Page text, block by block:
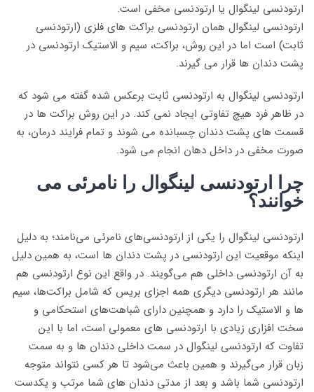
ارتودنسی لینگوال یا ارتودنسی مخفی است.
ارتودنسی لینگوال همان ارتودنسی براکت های فلزی (ارتودنسی
ثابت) است اما در این روش، براکت، سیم و الاستیک ارتودنسی در
پشت دندان ها قرار می گیرند.
ارتودنسی لینگوال به ارتودنسی ثابت برعکس شده گفته می شود که
در ظاهر فرد هیچ تفاوتی ایجاد نمی کند. در این روش براکت ها در
قسمت های پشت دندان چسبانده می شوند و تمام فرایند درمان، به
صورت مخفی در داخل دهان انجام می شود.
چرا ارتودنسی لینگوال را نامرئی می
خوانند؟
ارتودنسی لینگوال را یکی از ارتودنسی‌های نامرئی می‌نامند؛ به دلیل
اینکه موقعیت این ارتودنسی در پشت دندان ها است، به همین دلیل
به آن ارتودنسی داخلی هم می‌گویند. در واقع این نوع ارتودنسی هم
مانند هر ارتودنسی دیگری همه اجزای بریس که شامل براکت‌ها، سیم
ها و الاستیک را دارد و همچنین دارای شباهت‌های استحکامی و
سخت افزاری زیادی با ارتودنسی های معمولی است، اما با این
تفاوت که ارتودنسی لینگوال در سمت داخلی دندان ها و به سمت
زبان قرار می‌گیرند و همین باعث می‌شود تا هر کسی نتواند متوجه
ارتودنسی شما باشد و بعد از مدتی دندان های شما مرتب و یکدست